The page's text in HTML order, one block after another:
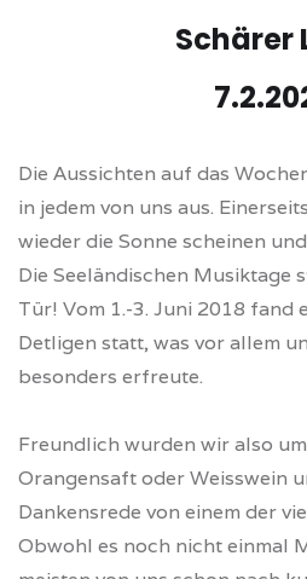
Schärer
Die Aussichten auf das
in jedem von uns aus.
wieder die Sonne scheinen
Die Seeländischen Musiktage
Tür! Vom 1.-3. Juni 2018 fand
Detligen statt, was vor allem
besonders erfreute.
Freundlich wurden wir also
Orangensaft oder Weisswein
Dankensrede von einem der
Obwohl es noch nicht einmal